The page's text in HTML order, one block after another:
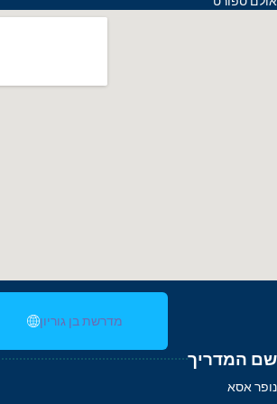
מדרשת בן גוריון
שם המדריך
נופר אסא